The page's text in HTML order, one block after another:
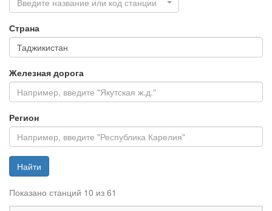
Введите название или код станции
Страна
Железная дорога
Регион
Найти
Показано станций 10 из 61